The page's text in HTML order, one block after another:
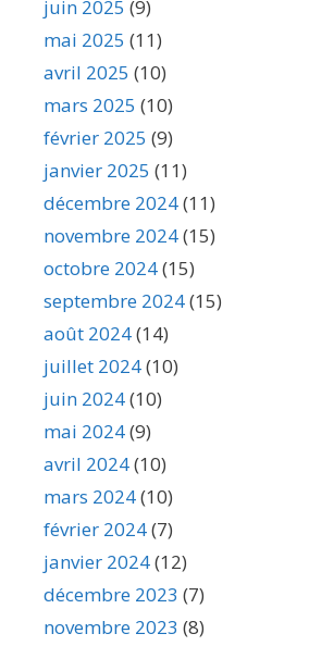
juin 2025 (9)
mai 2025 (11)
avril 2025 (10)
mars 2025 (10)
février 2025 (9)
janvier 2025 (11)
décembre 2024(11)
novembre 2024(15)
octobre 2024(15)
septembre 2024(15)
août 2024(14)
juillet 2024(10)
juin 2024(10)
mai 2024(9)
avril 2024(10)
mars 2024(10)
février 2024(7)
janvier 2024(12)
décembre 2023 (7)
novembre 2023 (8)